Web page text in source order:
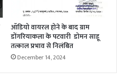
ऑडियो वायरल होने के बाद ग्राम
डोंगरियाकला के पटवारी डोमन साहू
तत्काल प्रभाव से निलंबित
December 14, 2024